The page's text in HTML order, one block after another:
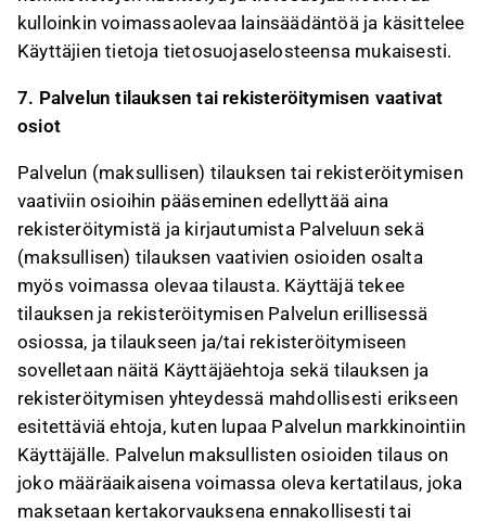
kulloinkin voimassaolevaa lainsäädäntöä ja käsittelee
Käyttäjien tietoja tietosuojaselosteensa mukaisesti.
7. Palvelun tilauksen tai rekisteröitymisen vaativat
osiot
Palvelun (maksullisen) tilauksen tai rekisteröitymisen
vaativiin osioihin pääseminen edellyttää aina
rekisteröitymistä ja kirjautumista Palveluun sekä
(maksullisen) tilauksen vaativien osioiden osalta
myös voimassa olevaa tilausta. Käyttäjä tekee
tilauksen ja rekisteröitymisen Palvelun erillisessä
osiossa, ja tilaukseen ja/tai rekisteröitymiseen
sovelletaan näitä Käyttäjäehtoja sekä tilauksen ja
rekisteröitymisen yhteydessä mahdollisesti erikseen
esitettäviä ehtoja, kuten lupaa Palvelun markkinointiin
Käyttäjälle. Palvelun maksullisten osioiden tilaus on
joko määräaikaisena voimassa oleva kertatilaus, joka
maksetaan kertakorvauksena ennakollisesti tai